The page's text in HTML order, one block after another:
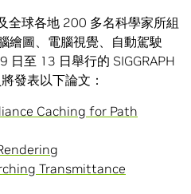
全球各地 200 多名科學家所組
繪圖、電腦視覺、自動駕駛
日至 13 日舉行的 SIGGRAPH
發表以下論文：
Caching for Path
Transmittance